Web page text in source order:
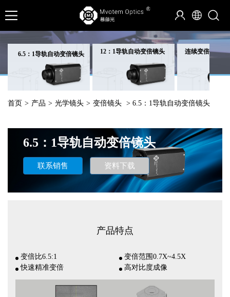
6.5：1导轨自动变倍镜头 12：1导轨自动变倍镜头 连续变倍镜头
首页 > 产品 > 光学镜头 > 变倍镜头 > 6.5：1导轨自动变倍镜头
6.5：1导轨自动变倍镜头
联系销售 资料下载
产品特点
变倍比6.5:1
变倍范围0.7X~4.5X
快速精准变倍
高对比度成像